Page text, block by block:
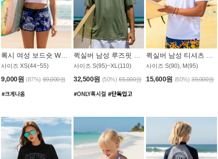
사이즈 XS(44~55)
9,000원 (87%) 69,000원
사이즈 S(95)~XL(110)
32,500원 (50%) 65,000원
사이즈 S(90), M(95)
15,600원 (60%) 39,000원